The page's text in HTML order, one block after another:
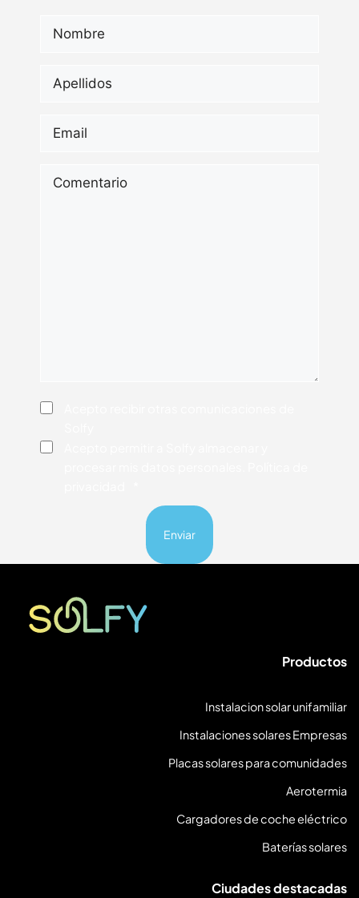
Consentimiento
Consentimiento
Solfy
Productos
Instalacion solar unifamiliar
Instalaciones solares Empresas
Placas solares para comunidades
Aerotermia
Cargadores de coche eléctrico
Baterías solares
Ciudades destacadas